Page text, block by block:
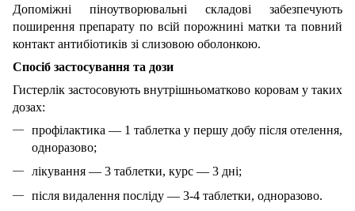
Допоміжні піноутворювальні складові забезпечують
поширення препарату по всій порожнині матки та повний
контакт антибіотиків зі слизовою оболонкою.
Спосіб застосування та дози
Гистерлік застосовують внутрішньоматково коровам у таких
дозах:
профілактика — 1 таблетка у першу добу після отелення,
одноразово;
лікування — 3 таблетки, курс — 3 дні;
після видалення посліду — 3-4 таблетки, одноразово.